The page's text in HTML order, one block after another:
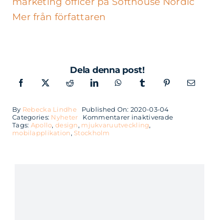
Mer från författaren
Dela denna post!
By Rebecka Lindhe
Published On: 2020-03-04
Categories: Nyheter Kommentarer inaktiveradeför
Tags: Apollo,design, mjukvaruutveckling,
mobilapplikation, Stockholm